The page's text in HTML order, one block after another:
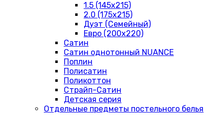
1.5 (145х215)
2.0 (175х215)
Дуэт (Семейный)
Евро (200х220)
Сатин
Сатин однотонный NUANCE
Поплин
Полисатин
Поликоттон
Страйп-Сатин
Детская серия
Отдельные предметы постельного белья